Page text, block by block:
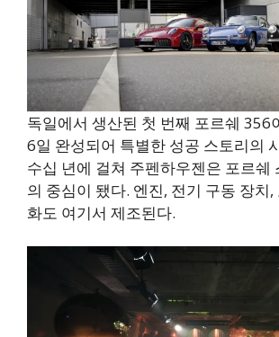
독일에서 생산된 첫 번째 포르쉐 356
6일 완성되어 특별한 성공 스토리의
수십 년에 걸쳐 주펜하우젠은 포르쉐
의 중심이 됐다. 엔진, 전기 구동 장치,
화도 여기서 제조된다.